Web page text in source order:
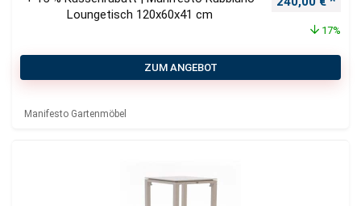
Loungetisch 120x60x41 cm
17%
ZUM ANGEBOT
Manifesto Gartenmöbel